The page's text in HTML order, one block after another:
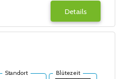
Details
Standort
Blütezeit